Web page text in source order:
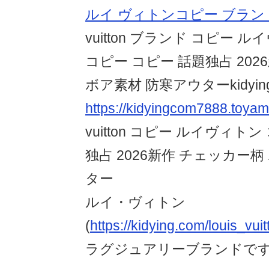
ルイ ヴィトンコピー ブラン
vuitton ブランド コピー ル
コピー コピー 話題独占
ボア素材 防寒アウター
https://
vuitton コピー ルイヴィトン
独占 2026新作 チェッカー
ター
ルイ・ヴィトン
(https://kidying.com/
ラグジュアリーブランドで